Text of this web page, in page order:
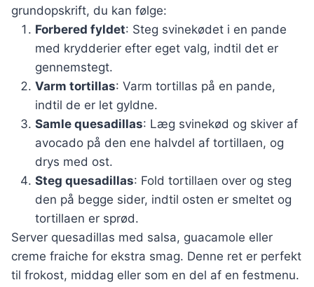
grundopskrift, du kan følge:
Forbered fyldet: Steg svinekødet i en pande
med krydderier efter eget valg, indtil det er
gennemstegt.
Varm tortillas: Varm tortillas på en pande,
indtil de er let gyldne.
Samle quesadillas: Læg svinekød og skiver af
avocado på den ene halvdel af tortillaen, og
drys med ost.
Steg quesadillas: Fold tortillaen over og steg
den på begge sider, indtil osten er smeltet og
tortillaen er sprød.
Server quesadillas med salsa, guacamole eller
creme fraiche for ekstra smag. Denne ret er perfekt
til frokost, middag eller som en del af en festmenu.